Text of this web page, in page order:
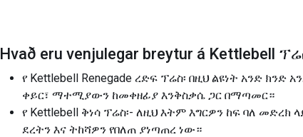
Hvað eru venjulegar breytur á Kettlebell
የ Kettlebell Renegade ረድፍ ፕሬስ፡ በዚህ ልዩነት አንድ
ቀይር፣ ማተሚያውን ከመቀዘፊያ እንቅስቃሴ ጋር በማጣመር።
የ Kettlebell ቅነሳ ፕሬስ፡- ለዚህ እትም እግርዎን ከፍ ባለ
ደረትን እና ትከሻዎን የበለጠ ያነጣጠረ ነው።